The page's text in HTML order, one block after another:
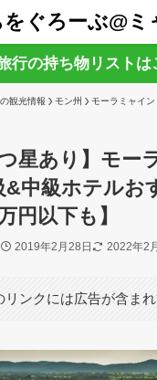
をぐろーぶ@ミ
行の持ち物リストは
観光情報 モン州 モーラミャイン
つ星あり】モー
&中級ホテルお
円以下も】
2019年2月28日 2022年2
リンクには広告が含まれ